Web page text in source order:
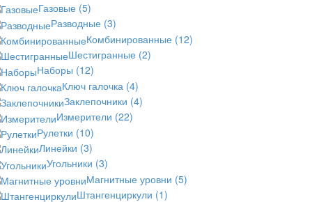
Газовые (5)
Разводные (3)
Комбинированные (12)
Шестигранные (2)
Наборы (12)
Ключ галочка (4)
Заклепочники (4)
Измерители (22)
Рулетки (10)
Линейки (3)
Угольники (3)
Магнитные уровни (5)
Штангенциркули (1)